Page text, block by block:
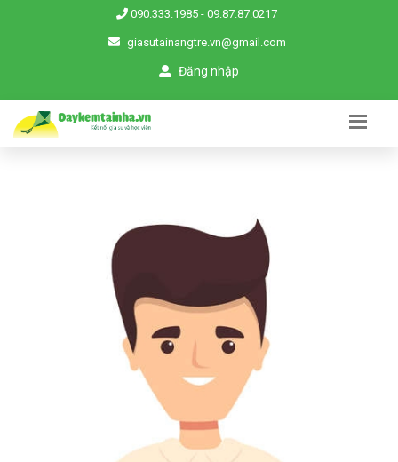
090.333.1985 - 09.87.87.0217
giasutainangtre.vn@gmail.com
Đăng nhập